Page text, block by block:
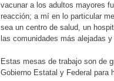
vacunar a los adultos mayores
reacción; a mí en lo particular
sea un centro de salud, un
las comunidades más alejadas
Estas mesas de trabajo son de
Gobierno Estatal y Federal para